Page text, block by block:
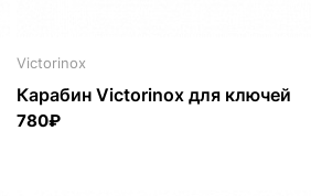
Victorinox
Карабин Victorinox для ключей
780₽